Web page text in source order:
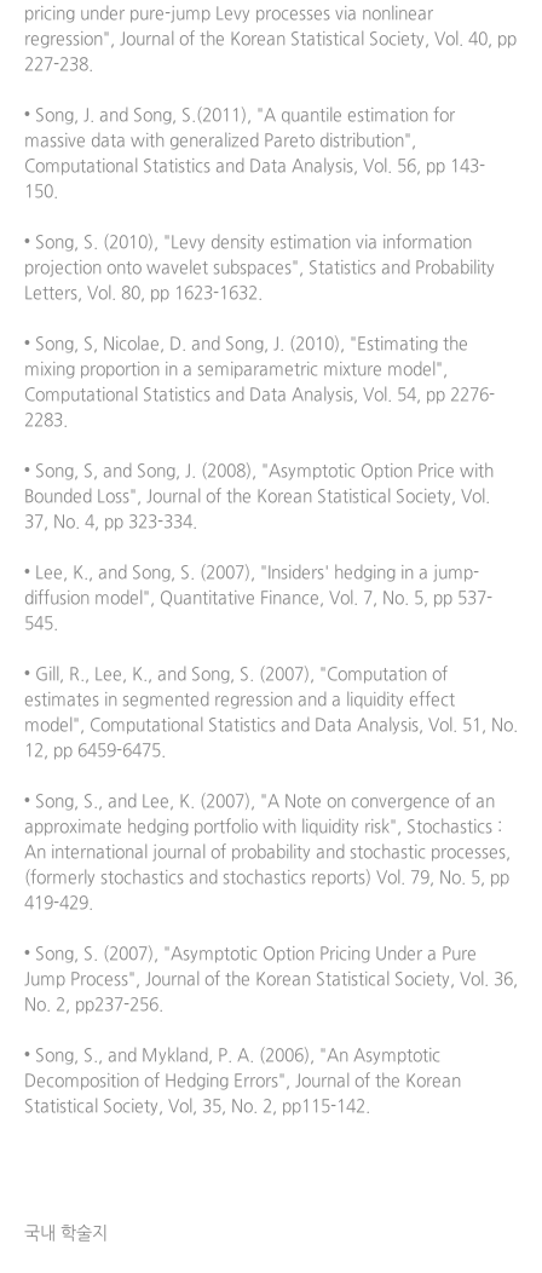
pricing under pure-jump Levy processes via nonlinear
regression", Journal of the Korean Statistical Society, Vol. 40, pp
227-238.
• Song, J. and Song, S.(2011), "A quantile estimation for
massive data with generalized Pareto distribution",
Computational Statistics and Data Analysis, Vol. 56, pp 143-
150.
• Song, S. (2010), "Levy density estimation via information
projection onto wavelet subspaces", Statistics and Probability
Letters, Vol. 80, pp 1623-1632.
• Song, S, Nicolae, D. and Song, J. (2010), "Estimating the
mixing proportion in a semiparametric mixture model",
Computational Statistics and Data Analysis, Vol. 54, pp 2276-
2283.
• Song, S, and Song, J. (2008), "Asymptotic Option Price with
Bounded Loss", Journal of the Korean Statistical Society, Vol.
37, No. 4, pp 323-334.
• Lee, K., and Song, S. (2007), "Insiders' hedging in a jump-
diffusion model", Quantitative Finance, Vol. 7, No. 5, pp 537-
545.
• Gill, R., Lee, K., and Song, S. (2007), "Computation of
estimates in segmented regression and a liquidity effect
model", Computational Statistics and Data Analysis, Vol. 51, No.
12, pp 6459-6475.
• Song, S., and Lee, K. (2007), "A Note on convergence of an
approximate hedging portfolio with liquidity risk", Stochastics :
An international journal of probability and stochastic processes,
(formerly stochastics and stochastics reports) Vol. 79, No. 5, pp
419-429.
• Song, S. (2007), "Asymptotic Option Pricing Under a Pure
Jump Process", Journal of the Korean Statistical Society, Vol. 36,
No. 2, pp237-256.
• Song, S., and Mykland, P. A. (2006), "An Asymptotic
Decomposition of Hedging Errors", Journal of the Korean
Statistical Society, Vol, 35, No. 2, pp115-142.
국내 학술지